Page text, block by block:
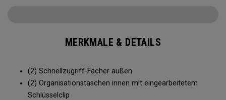
MERKMALE & DETAILS
(2) Schnellzugriff-Fächer außen
(2) Organisationstaschen innen mit eingearbeitetem
Schlüsselclip